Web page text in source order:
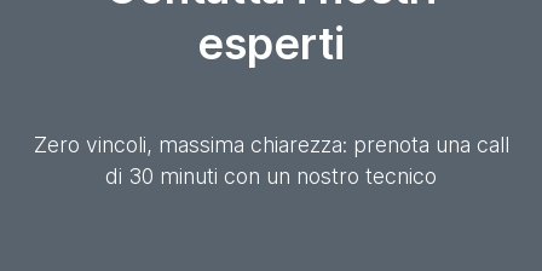
esperti
Zero vincoli, massima chiarezza: prenota una call
di 30 minuti con un nostro tecnico